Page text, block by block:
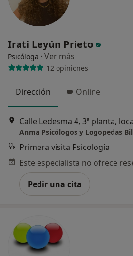
Irati Leyún Prieto
Psicóloga · Ver más
12 opiniones
Dirección Online
Calle Ledesma 4, 3ª planta,
Anma Psicólogos y Logopedas
Primera visita Psicología
Pedir una cita
¿Alguna vez has usado
o chatbot de IA para
Sí, varias veces